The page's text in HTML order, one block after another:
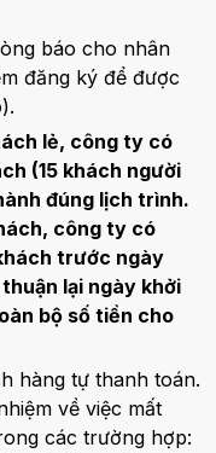
báo cho nhân
đăng ký để được
lẻ, công ty có
(15 khách người
đúng lịch trình.
công ty có
trước ngày
lại ngày khởi
bộ số tiền cho
hàng tự thanh toán.
về việc mất
các trường hợp: